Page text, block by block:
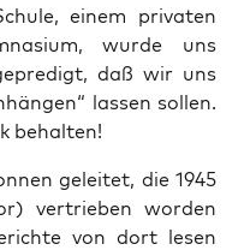
einem pri­va­ten
wur­de uns
daß wir uns
las­sen sol­len.
behalten!
gelei­tet, die 1945
ver­trie­ben wor­den
von dort lesen